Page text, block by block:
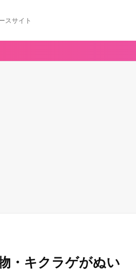
スサイト
・キクラゲがぬい